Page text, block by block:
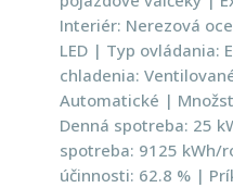
Interiér: Nerezová
LED | Typ ovládania:
chladenia:
Automatické |
Denná spotreba: 25
spotreba: 9125 kWh/
účinnosti: 62.8 % |